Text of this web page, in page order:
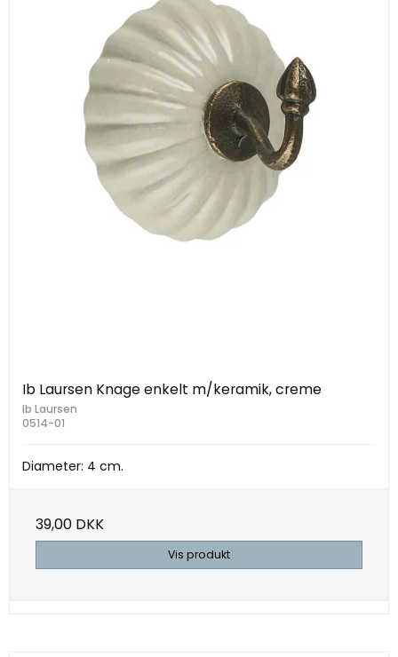
Ib Laursen Knage enkelt m/keramik, creme
Ib Laursen
0514-01
Diameter: 4 cm.
39,00 DKK
Vis produkt